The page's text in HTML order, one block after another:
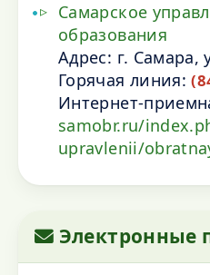
Самарское
образования
Адрес: г. Самара,
Горячая линия:
Интернет-
samobr.ru/
upravlenii/
Электронные